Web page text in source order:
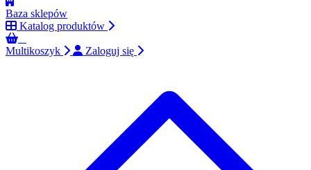
Baza sklepów
Katalog produktów
Multikoszyk
Zaloguj się